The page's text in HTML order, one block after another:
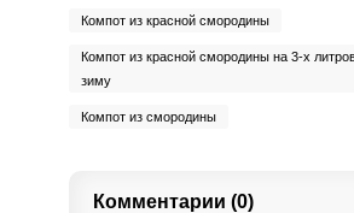
Компот из красной смородины
Компот из красной смородины на 3-х
зиму
Компот из смородины
Комментарии (0)